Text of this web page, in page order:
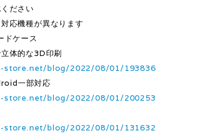
ださい
応機種が異なります
ドケース
体的な3D印刷
store.net/blog/2022/08/01/193836
一部対応
store.net/blog/2022/08/01/200253
store.net/blog/2022/08/01/131632